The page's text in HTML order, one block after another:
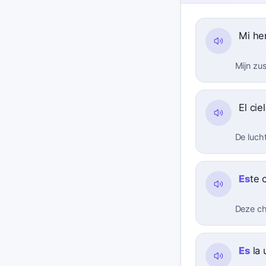
Mi
Mijn
El
De
Este
Deze
Esla